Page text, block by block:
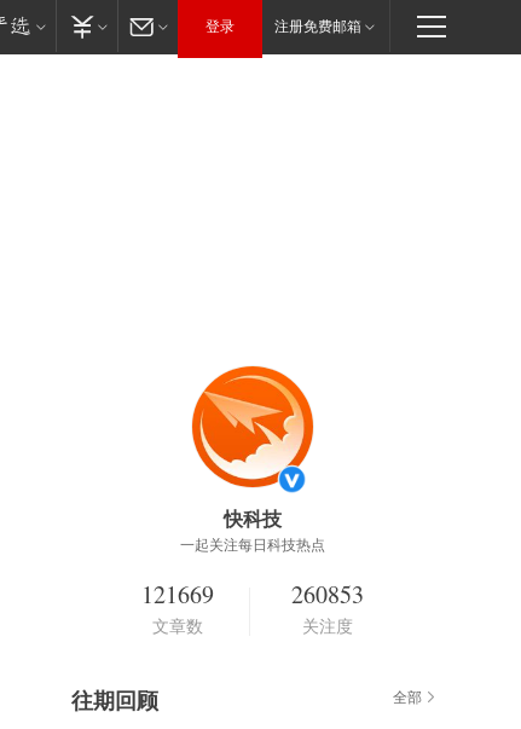
登录 注册免费邮箱
快科技
一起关注每日科技热点
121669
文章数
260853
关注度
往期回顾 全部